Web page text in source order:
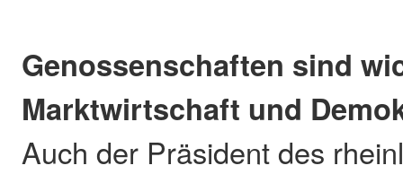
Genossenschaften sind
Marktwirtschaft und
Auch der Präsident des